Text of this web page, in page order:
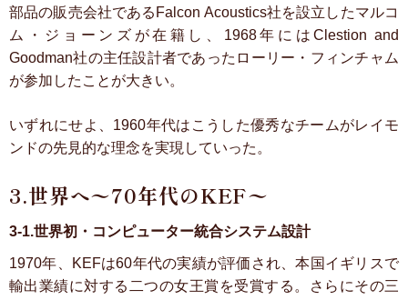
部品の販売会社であるFalcon Acoustics社を設立したマルコ
ム・ジョーンズが在籍し、1968年にはClestion and
Goodman社の主任設計者であったローリー・フィンチャム
が参加したことが大きい。
いずれにせよ、1960年代はこうした優秀なチームがレイモ
ンドの先見的な理念を実現していった。
3.世界へ〜70年代のKEF〜
3-1.世界初・コンピューター統合システム設計
1970年、KEFは60年代の実績が評価され、本国イギリスで
輸出業績に対する二つの女王賞を受賞する。さらにその三